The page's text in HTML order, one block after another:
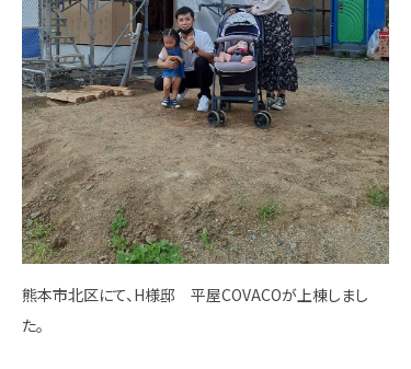
熊本市北区にて、H様邸 平屋COVACOが上棟しまし
た。